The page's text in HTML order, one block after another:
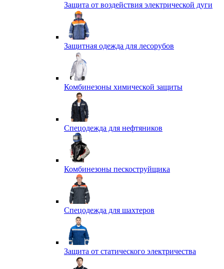
Защита от воздействия электрической дуги
Защитная одежда для лесорубов
Комбинезоны химической защиты
Спецодежда для нефтяников
Комбинезоны пескоструйщика
Спецодежда для шахтеров
Защита от статического электричества